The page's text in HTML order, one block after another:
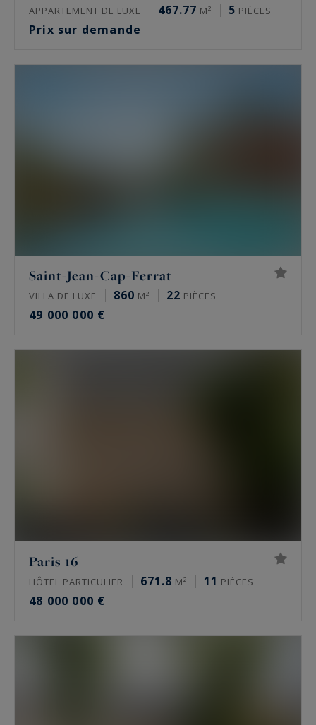
APPARTEMENT DE LUXE 467.77 M² 5 PIÈCES
Prix sur demande
Saint-Jean-Cap-Ferrat
VILLA DE LUXE 860 M² 22 PIÈCES
49 000 000 €
Paris 16
HÔTEL PARTICULIER 671.8 M² 11 PIÈCES
48 000 000 €